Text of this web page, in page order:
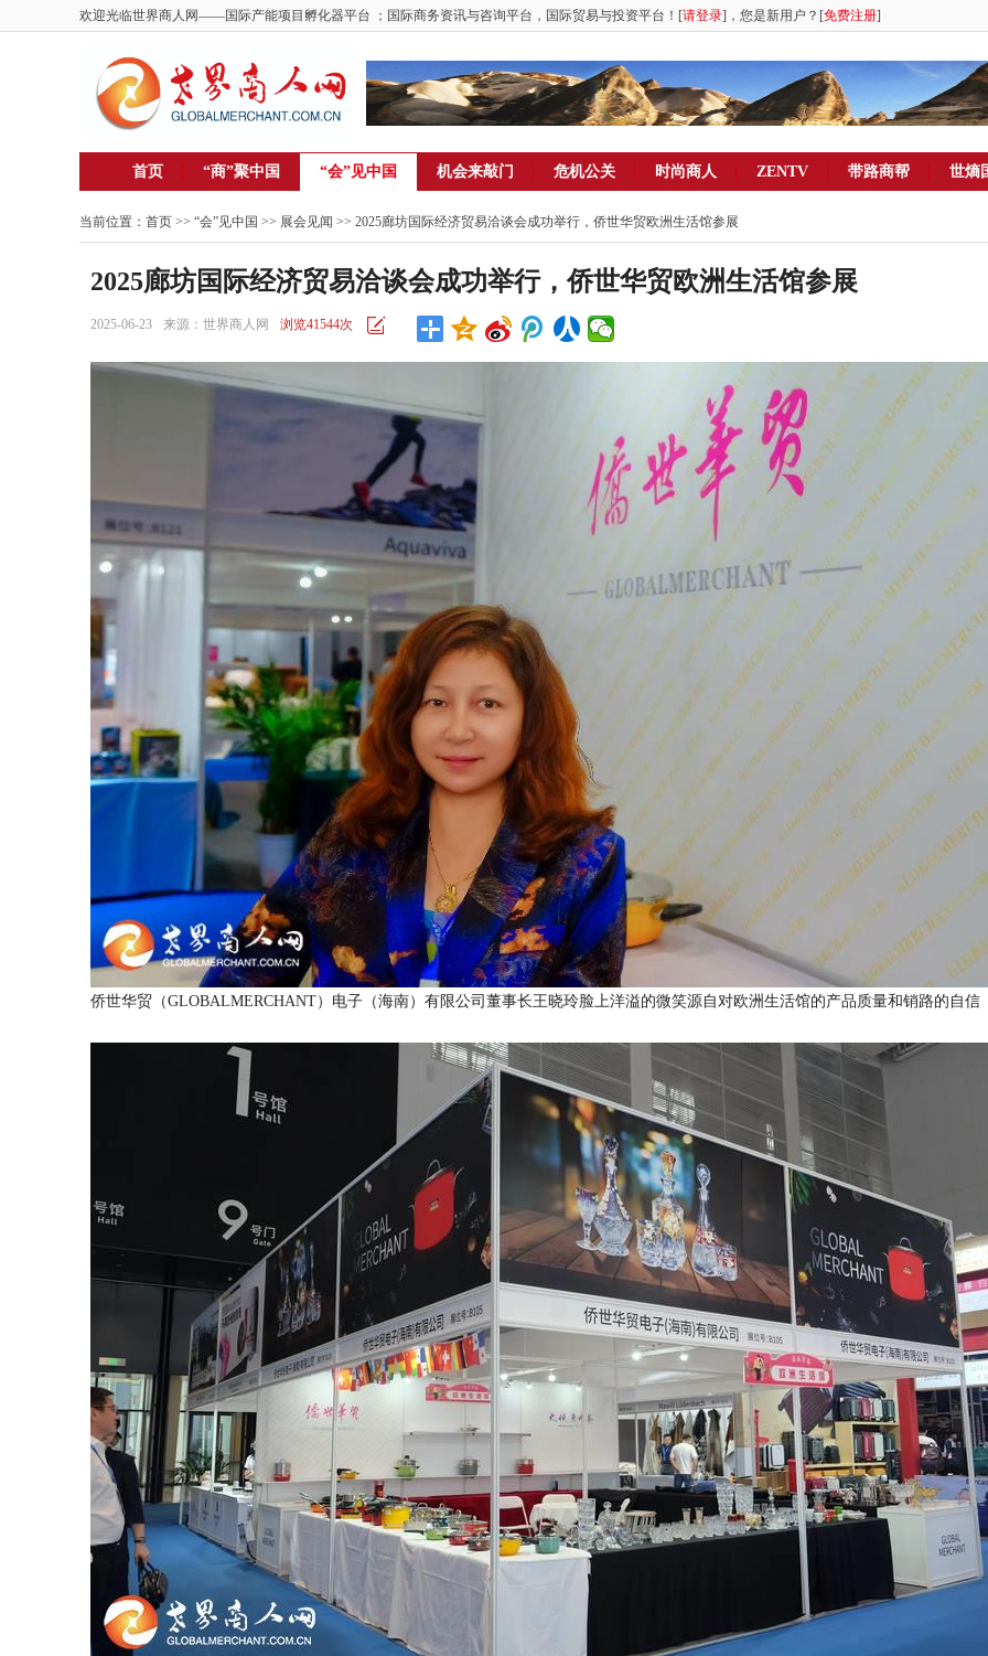
欢迎光临世界商人网——国际产能项目孵化器平台 ；国际商务资讯与咨询平台，国际贸易与投资平台！[请登录]，您是新用户？[免费注册]
首页 “商”聚中国 “会”见中国 机会来敲门 危机公关 时尚商人 ZENTV 带路商帮 世熵
当前位置： 首页 >> “会”见中国 >> 展会见闻 >> 2025廊坊国际经济贸易洽谈会成功举行，侨世华贸欧洲生活馆参展
2025廊坊国际经济贸易洽谈会成功举行，侨世华贸欧洲生活馆参展
2025-06-23 来源：世界商人网 浏览41544次
侨世华贸（GLOBALMERCHANT）电子（海南）有限公司董事长王晓玲脸上洋溢的微笑源自对欧洲生活馆的产品质量和销路的自信